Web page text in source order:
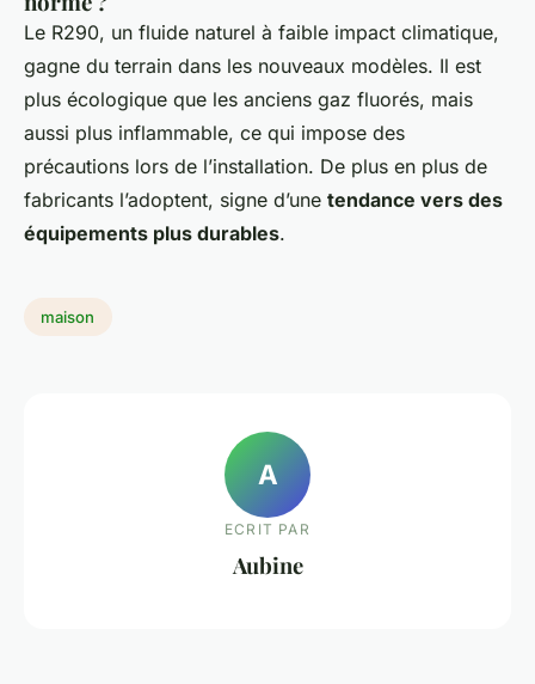
Le R290, un fluide naturel à faible impact climatique,
gagne du terrain dans les nouveaux modèles. Il est
plus écologique que les anciens gaz fluorés, mais
aussi plus inflammable, ce qui impose des
précautions lors de l’installation. De plus en plus de
fabricants l’adoptent, signe d’une tendance vers des
équipements plus durables.
maison
A
ECRIT PAR
Aubine